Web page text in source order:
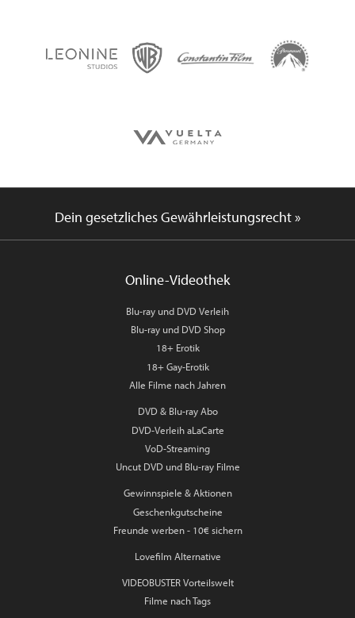
Dein gesetzliches Gewährleistungsrecht »
Online-Videothek
Blu-ray und DVD Verleih
Blu-ray und DVD Shop
18+ Erotik
18+ Gay-Erotik
Alle Filme nach Jahren
DVD & Blu-ray Abo
DVD-Verleih aLaCarte
VoD-Streaming
Uncut DVD und Blu-ray Filme
Gewinnspiele & Aktionen
Geschenkgutscheine
Freunde werben - 10€ sichern
Lovefilm Alternative
VIDEOBUSTER Vorteilswelt
Filme nach Tags